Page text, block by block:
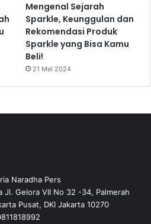
Mengenal Sejarah
Sparkle, Keunggulan dan
Rekomendasi Produk
Sparkle yang Bisa Kamu
Beli!
21 Mei 2024
Naradha Pers
Jl. Gelora VII No 32 -34, Palmerah
Pusat, DKI Jakarta 10270